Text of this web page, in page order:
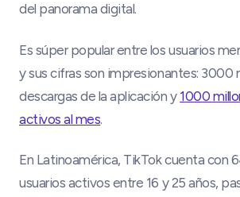
del panorama digital.
Es súper popular entre los usuarios
y sus cifras son impresionantes: 3000
descargas de la aplicación y 1000
activos al mes.
En Latinoamérica, TikTok cuenta con
usuarios activos entre 16 y 25 años,